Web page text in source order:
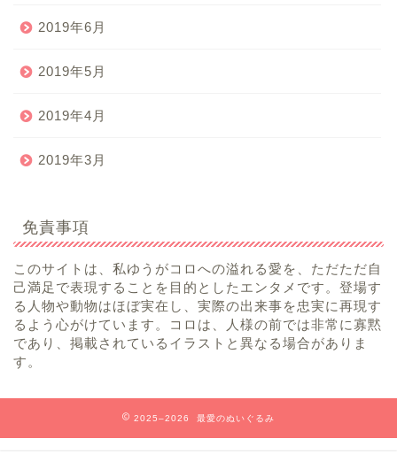
2019年6月
2019年5月
2019年4月
2019年3月
免責事項
このサイトは、私ゆうがコロへの溢れる愛を、ただただ自
己満足で表現することを目的としたエンタメです。登場す
る人物や動物はほぼ実在し、実際の出来事を忠実に再現す
るよう心がけています。コロは、人様の前では非常に寡黙
であり、掲載されているイラストと異なる場合がありま
す。
2025–2026 最愛のぬいぐるみ